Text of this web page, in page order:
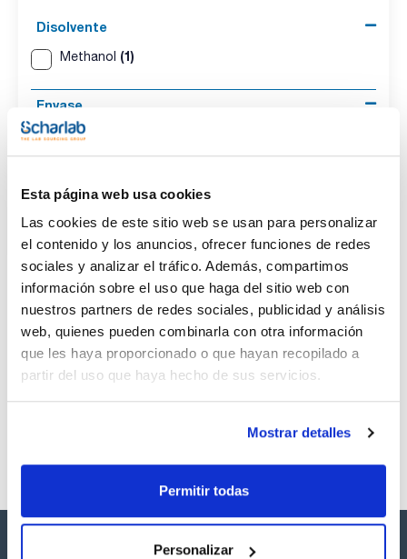
Esta página web usa cookies
Las cookies de este sitio web se usan para personalizar
el contenido y los anuncios, ofrecer funciones de redes
sociales y analizar el tráfico. Además, compartimos
información sobre el uso que haga del sitio web con
nuestros partners de redes sociales, publicidad y análisis
web, quienes pueden combinarla con otra información
que les haya proporcionado o que hayan recopilado a
partir del uso que haya hecho de sus servicios.
Mostrar detalles
Permitir todas
Personalizar
Disolvente
Methanol (1)
Envase
Ampoule
Disolvente
Methanol
Envase
Ampoule
Volumen
1 mL
Referencia
CPAF263420
Envase
x1mL
Precio
Comprar
Disponibilidad